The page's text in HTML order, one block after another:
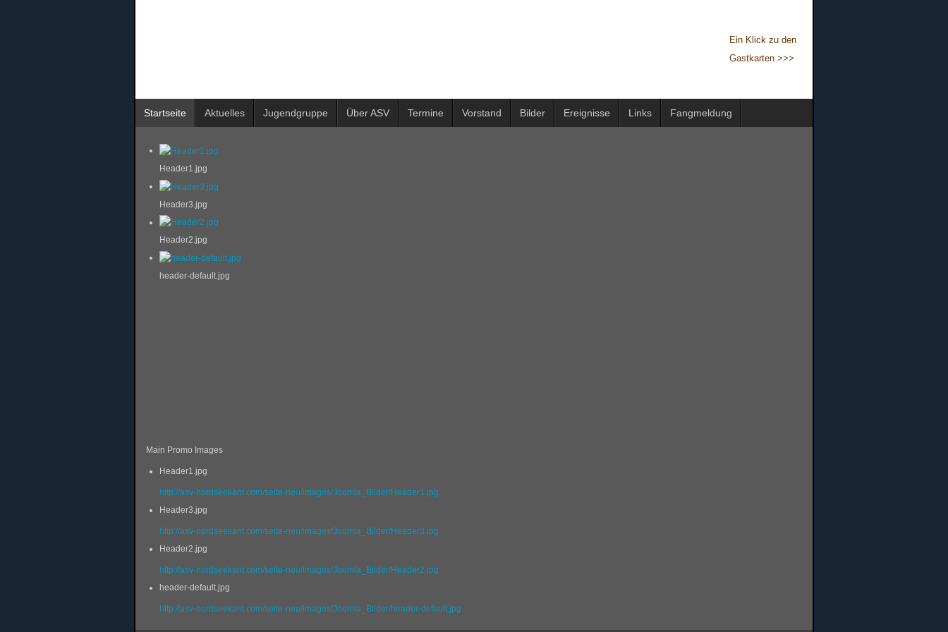
Ein Klick zu den
Gastkarten >>>
Startseite Aktuelles Jugendgruppe Über ASV Termine Vorstand Bilder Ereignisse Links Fangmeldung
Header1.jpg
Header3.jpg
Header2.jpg
header-default.jpg
Main Promo Images
Header1.jpg
http://asv-nordseekant.com/seite-neu/images/Joomla_Bilder/Header1.jpg
Header3.jpg
http://asv-nordseekant.com/seite-neu/images/Joomla_Bilder/Header3.jpg
Header2.jpg
http://asv-nordseekant.com/seite-neu/images/Joomla_Bilder/Header2.jpg
header-default.jpg
http://asv-nordseekant.com/seite-neu/images/Joomla_Bilder/header-default.jpg